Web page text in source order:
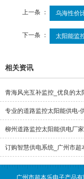
上一条 ： 乌海性价
下一条 ： 太阳能监
相关资讯
青海风光互补监控_优良的
专业的道路监控太阳能供电-
柳州道路监控太阳能供电厂
订购智慧供电系统_广州市
广州市超本乐电子产品